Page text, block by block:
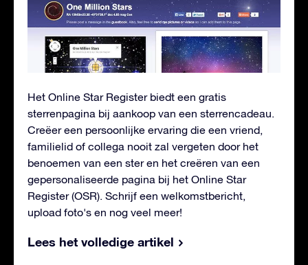
Het Online Star Register biedt een gratis
sterrenpagina bij aankoop van een sterrencadeau.
Creëer een persoonlijke ervaring die een vriend,
familielid of collega nooit zal vergeten door het
benoemen van een ster en het creëren van een
gepersonaliseerde pagina bij het Online Star
Register (OSR). Schrijf een welkomstbericht,
upload foto's en nog veel meer!
Lees het volledige artikel